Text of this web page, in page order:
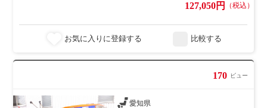
127,050円 （税込）
お気に入りに登録する 比較する
170 ビュー
愛知県